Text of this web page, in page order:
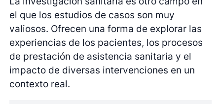
el que los estudios de casos son muy
valiosos. Ofrecen una forma de explorar las
experiencias de los pacientes, los procesos
de prestación de asistencia sanitaria y el
impacto de diversas intervenciones en un
contexto real.